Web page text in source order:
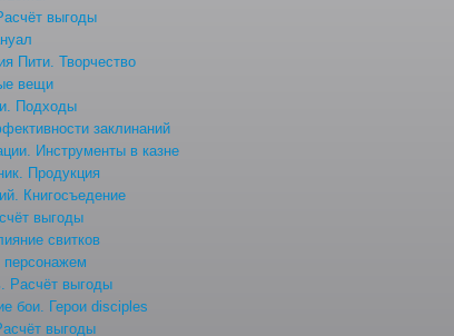
выгоды
Пити. Творчество
вещи
Подходы
заклинаний
Инструменты в казне
Продукция
Книгосъедение
выгоды
свитков
Расчёт выгоды
бои. Герои disciples
выгоды